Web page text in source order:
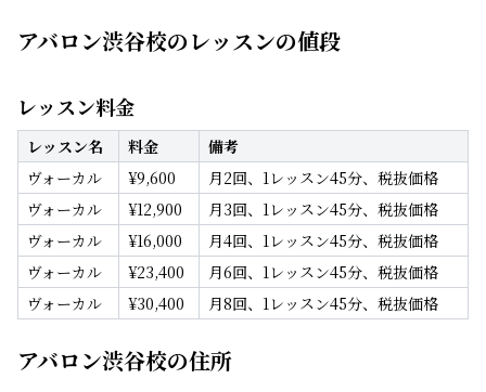
アバロン渋谷校のレッスンの値段
レッスン料金
レッスン名 料金
備考
ヴォーカル
¥9,600
月2回、1レッスン45分、税抜価格
ヴォーカル
¥12,900
月3回、1レッスン45分、税抜価格
ヴォーカル
¥16,000
月4回、1レッスン45分、税抜価格
ヴォーカル
¥23,400
月6回、1レッスン45分、税抜価格
ヴォーカル
¥30,400 月8回、1レッスン45分、税抜価格
アバロン渋谷校の住所